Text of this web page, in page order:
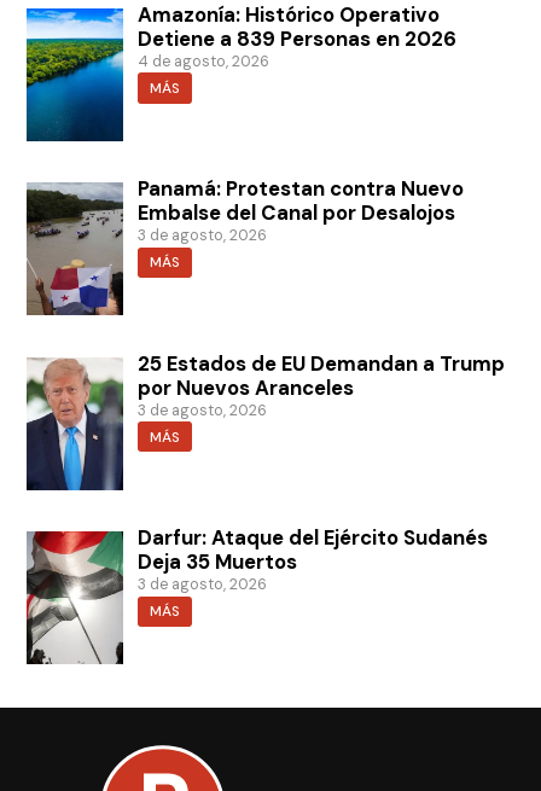
Amazonía: Histórico Operativo
Detiene a 839 Personas en 2026
4 de agosto, 2026
MÁS
Panamá: Protestan contra Nuevo
Embalse del Canal por Desalojos
3 de agosto, 2026
MÁS
25 Estados de EU Demandan a Trump
por Nuevos Aranceles
3 de agosto, 2026
MÁS
Darfur: Ataque del Ejército Sudanés
Deja 35 Muertos
3 de agosto, 2026
MÁS